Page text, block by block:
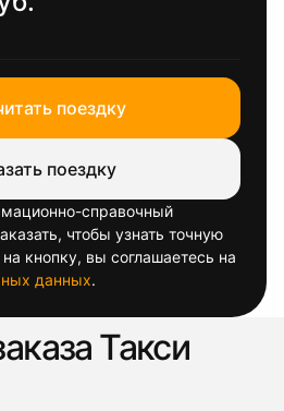
поездку
поездку
справочный
чтобы узнать точную
кнопку, вы соглашаетесь на
данных.
Такси